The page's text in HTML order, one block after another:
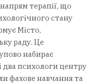
терапії, що
стану
Місто,
раду. Це
набирає
два психологи центру
фахове навчання та